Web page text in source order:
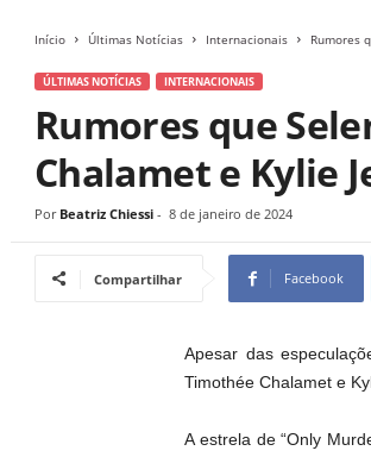
Início Últimas Notícias Internacionais Rumores
ÚLTIMAS NOTÍCIAS INTERNACIONAIS
Rumores que
Chalamet e Kylie
Por Beatriz Chiessi - 8 de janeiro de 2024
Compartilhar Facebook
Apesar das
Timothée Chalamet e
A estrela de “Only